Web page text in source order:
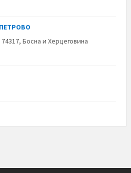
Босна и Херцеговина